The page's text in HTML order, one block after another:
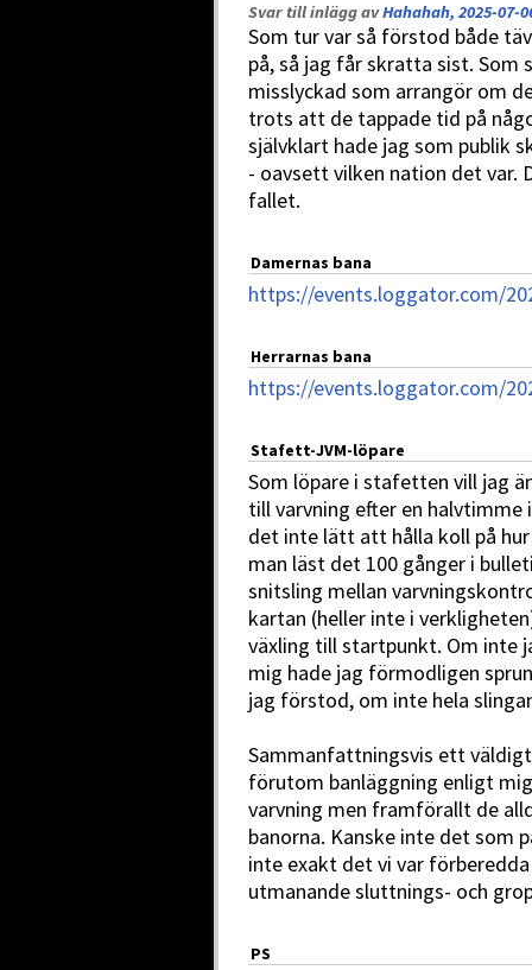
Svar till inlägg avHahahah, 2025-07-
Som tur var så förstod både
på, så jag får skratta sist.
misslyckad som arrangör om
trots att de tappade tid på
självklart hade jag som publik
- oavsett vilken nation det var.
fallet.
Damernas bana
https://events.loggator.com/
Herrarnas bana
https://events.loggator.com/
Stafett-JVM-löpare
Som löpare i stafetten vill jag
till varvning efter en halvtimme
det inte lätt att hålla koll på
man läst det 100 gånger i
snitsling mellan
kartan (heller inte i
växling till startpunkt. Om inte
mig hade jag förmodligen
jag förstod, om inte hela
Sammanfattningsvis ett
förutom banläggning enligt
varvning men framförallt de
banorna. Kanske inte det som
inte exakt det vi var
utmanande sluttnings- och
PS